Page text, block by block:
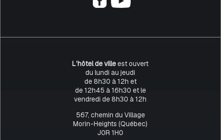
L’hôtel de villeest ouvert
du lundi au jeudi
de 8h30 à 12h et
de 12h45 à 16h30 et le
vendredi de 8h30 à 12h
567, chemin du Village
Morin-Heights (Québec)
J0R 1H0